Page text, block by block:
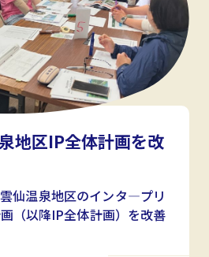
地区IP全体計画を改
仙温泉地区のインタ―プリ
（以降IP全体計画）を改善